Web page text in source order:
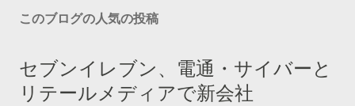
このブログの人気の投稿
セブンイレブン、電通・サイバーと
リテールメディアで新会社